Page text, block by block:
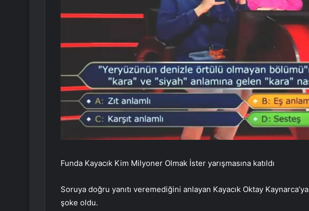
Funda Kayacık Kim Milyoner Olmak İster yarışmasına katıldı
Soruya doğru yanıtı veremediğini anlayan Kayacık Oktay Kaynarca’ya
şoke oldu.